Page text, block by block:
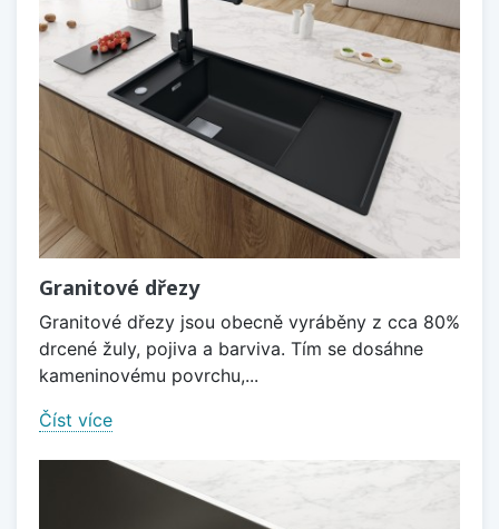
Granitové dřezy
Granitové dřezy jsou obecně vyráběny z cca 80%
drcené žuly, pojiva a barviva. Tím se dosáhne
kameninovému povrchu,...
Číst více